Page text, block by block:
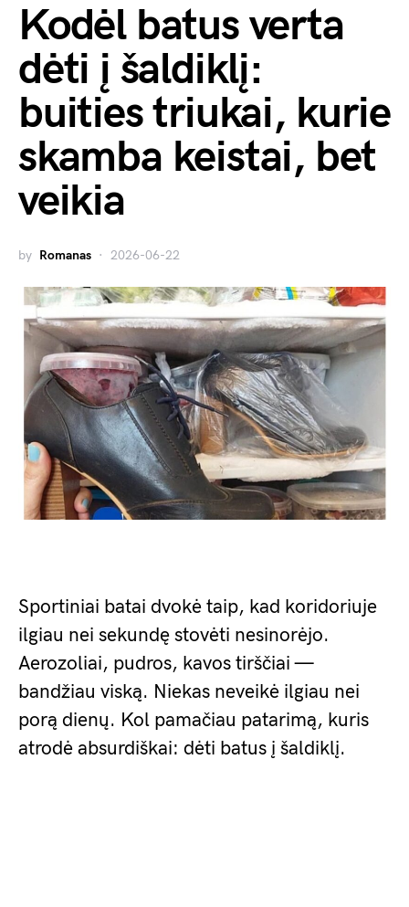
Kodėl batus verta
dėti į šaldiklį:
buities triukai, kurie
skamba keistai, bet
veikia
by Romanas 2026-06-22
Sportiniai batai dvokė taip, kad koridoriuje
ilgiau nei sekundę stovėti nesinorėjo.
Aerozoliai, pudros, kavos tirščiai —
bandžiau viską. Niekas neveikė ilgiau nei
porą dienų. Kol pamačiau patarimą, kuris
atrodė absurdiškai: dėti batus į šaldiklį.